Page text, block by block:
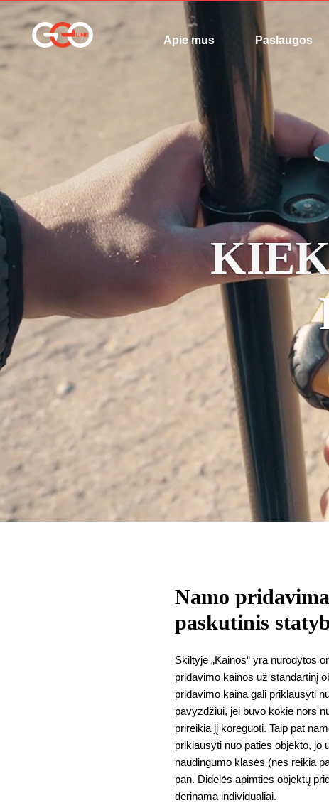
Apie mus Paslaugos
Namo
paskutinis
Skiltyje „Kainos“ yra nurodytos
pridavimo kainos už standartinį
pridavimo kaina gali priklausyti
pavyzdžiui, jei buvo kokie nors
prireikia jį koreguoti. Taip pat
priklausyti nuo paties objekto, jo
naudingumo klasės (nes reikia
pan. Didelės apimties objektų
derinama individualiai.